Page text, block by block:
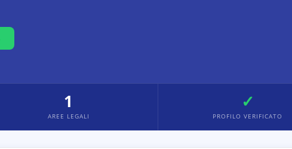
1
AREE LEGALI
✓
PROFILO VERIFICATO